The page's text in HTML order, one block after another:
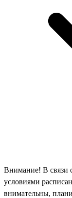
Внимание! В связи
условиями
внимательны,